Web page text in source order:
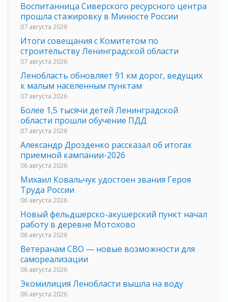
Воспитанница Сиверского ресурсного центра
прошла стажировку в Минюсте России
07 августа 2026
Итоги совещания с Комитетом по
строительству Ленинградской области
07 августа 2026
Ленобласть обновляет 91 км дорог, ведущих
к малым населенным пунктам
07 августа 2026
Более 1,5 тысячи детей Ленинградской
области прошли обучение ПДД
07 августа 2026
Александр Дрозденко рассказал об итогах
приемной кампании-2026
06 августа 2026
Михаил Ковальчук удостоен звания Героя
Труда России
06 августа 2026
Новый фельдшерско-акушерский пункт начал
работу в деревне Мотохово
06 августа 2026
Ветеранам СВО — новые возможности для
самореализации
06 августа 2026
Экомилиция Ленобласти вышла на воду
06 августа 2026